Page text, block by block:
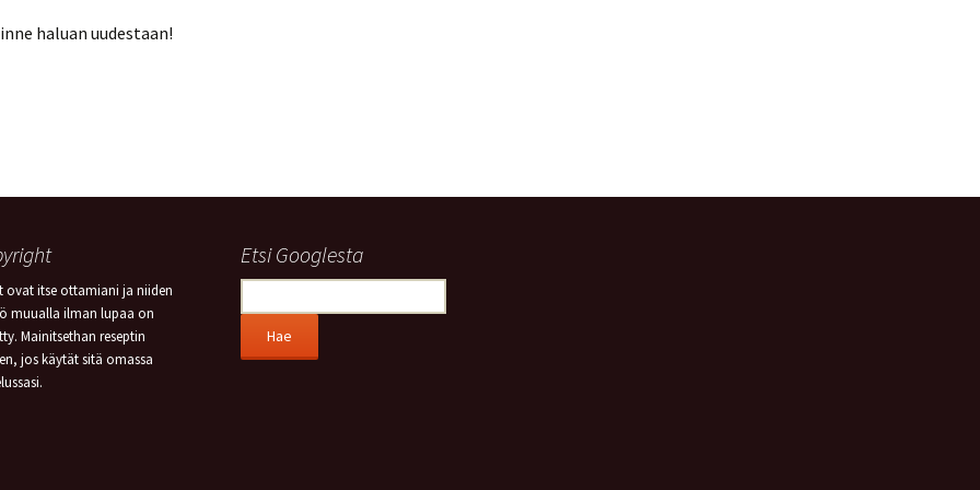
haluan uudestaan!
ovat itse ottamiani ja niiden
muualla ilman lupaa on
Mainitsethan reseptin
jos käytät sitä omassa
Etsi Googlesta